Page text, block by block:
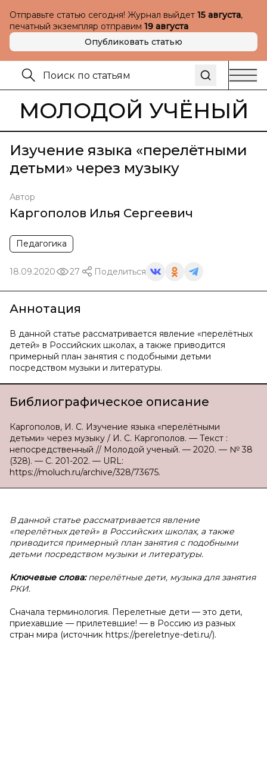
Отправьте статью сегодня! Журнал выйдет 15 августа,
печатный экземпляр отправим 19 августа
Опубликовать статью
МОЛОДОЙ УЧЁНЫЙ
Изучение языка «перелётными
детьми» через музыку
Автор
Каргополов Илья Сергеевич
Педагогика
18.09.2020 27 Поделиться
Аннотация
В данной статье рассматривается явление «перелётных
детей» в Российских школах, а также приводится
примерный план занятия с подобными детьми
посредством музыки и литературы.
Библиографическое описание
Каргополов, И. С. Изучение языка «перелётными
детьми» через музыку / И. С. Каргополов. — Текст :
непосредственный // Молодой ученый. — 2020. — № 38
(328). — С. 201-202. — URL:
https://moluch.ru/archive/328/73675.
В данной статье рассматривается явление
«перелётных детей» в Российских школах, а также
приводится примерный план занятия с подобными
детьми посредством музыки и литературы.
Ключевые слова:перелётные дети, музыка для занятия
РКИ.
Сначала терминология. Перелетные дети — это дети,
приехавшие — прилетевшие! — в Россию из разных
стран мира (источник https://pereletnye-deti.ru/).